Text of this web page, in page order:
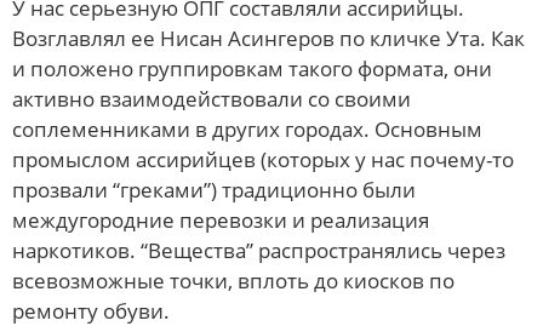
У нас серьезную ОПГ составляли ассирийцы.
Возглавлял ее Нисан Асингеров по кличке Ута. Как
и положено группировкам такого формата, они
активно взаимодействовали со своими
соплеменниками в других городах. Основным
промыслом ассирийцев (которых у нас почему-то
прозвали “греками”) традиционно были
междугородние перевозки и реализация
наркотиков. “Вещества” распространялись через
всевозможные точки, вплоть до киосков по
ремонту обуви.